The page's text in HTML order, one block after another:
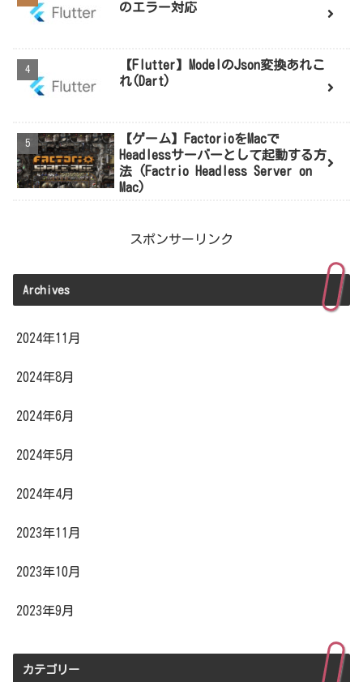
のエラー対応
【Flutter】ModelのJson変換あれこ
れ(Dart)
【ゲーム】FactorioをMacで
Headlessサーバーとして起動する方
法 (Factrio Headless Server on
Mac)
スポンサーリンク
Archives
2024年11月
2024年8月
2024年6月
2024年5月
2024年4月
2023年11月
2023年10月
2023年9月
カテゴリー